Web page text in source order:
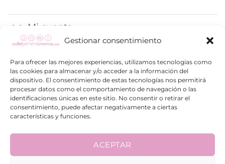
Gestionar consentimiento
Para ofrecer las mejores experiencias, utilizamos tecnologías como
las cookies para almacenar y/o acceder a la información del
dispositivo. El consentimiento de estas tecnologías nos permitirá
procesar datos como el comportamiento de navegación o las
identificaciones únicas en este sitio. No consentir o retirar el
consentimiento, puede afectar negativamente a ciertas
características y funciones.
ACEPTAR
Mi cuenta
Información
Visa PayPal